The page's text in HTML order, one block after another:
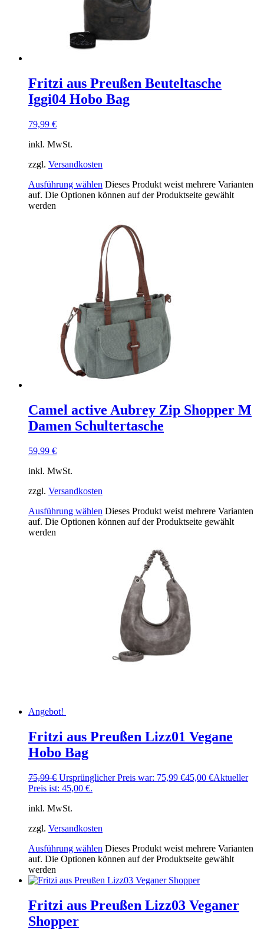
Fritzi aus Preußen Beuteltasche
Iggi04 Hobo Bag
79,99 €
inkl. MwSt.
zzgl. Versandkosten
Ausführung wählen Dieses Produkt weist mehrere Varianten
auf. Die Optionen können auf der Produktseite gewählt
werden
Camel active Aubrey Zip Shopper M
Damen Schultertasche
59,99 €
inkl. MwSt.
zzgl. Versandkosten
Ausführung wählen Dieses Produkt weist mehrere Varianten
auf. Die Optionen können auf der Produktseite gewählt
werden
Angebot!
Fritzi aus Preußen Lizz01 Vegane
Hobo Bag
75,99€ Ursprünglicher Preis war: 75,99 €45,00 €Aktueller
Preis ist: 45,00 €.
inkl. MwSt.
zzgl. Versandkosten
Ausführung wählen Dieses Produkt weist mehrere Varianten
auf. Die Optionen können auf der Produktseite gewählt
werden
Fritzi aus Preußen Lizz03 Veganer
Shopper